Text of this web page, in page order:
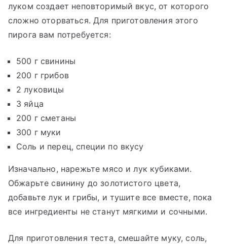
луком создает неповторимый вкус, от которого
сложно оторваться. Для приготовления этого
пирога вам потребуется:
500 г свинины
200 г грибов
2 луковицы
3 яйца
200 г сметаны
300 г муки
Соль и перец, специи по вкусу
Изначально, нарежьте мясо и лук кубиками.
Обжарьте свинину до золотистого цвета,
добавьте лук и грибы, и тушите все вместе, пока
все ингредиенты не станут мягкими и сочными.
Для приготовления теста, смешайте муку, соль,